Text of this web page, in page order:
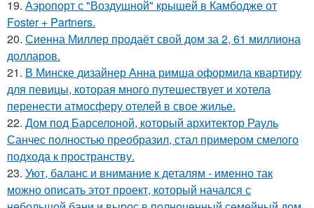
19. Аэропорт с "Воздушной" крышей в Камбодже от
Foster + Partners.
20. Сиенна Миллер продаёт свой дом за 2, 61 миллиона
долларов.
21. В Минске дизайнер Анна римша оформила квартиру
для певицы, которая много путешествует и хотела
перенести атмосферу отелей в свое жилье.
22. Дом под Барселоной, который архитектор Рауль
Санчес полностью преобразил, стал примером смелого
подхода к пространству.
23. Уют, баланс и внимание к деталям - именно так
можно описать этот проект, который начался с